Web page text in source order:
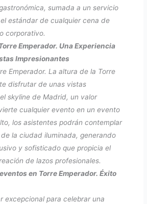
sumada a un servicio
estándar de cualquier cena de
corporativo.
Emperador. Una Experiencia
Impresionantes
Emperador. La altura de la Torre
disfrutar de unas vistas
skyline de Madrid, un valor
cualquier evento en un evento
los asistentes podrán contemplar
la ciudad iluminada, generando
y sofisticado que propicia el
de lazos profesionales.
en Torre Emperador. Éxito
excepcional para celebrar una